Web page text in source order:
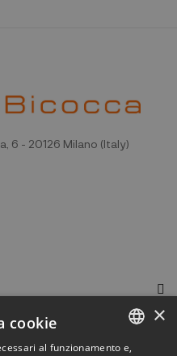
6 - 20126 Milano (Italy)
×
cookie
al funzionamento e,